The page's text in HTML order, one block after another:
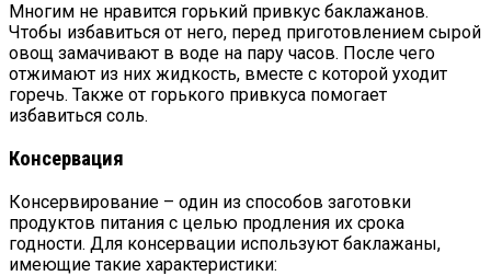
Многим не нравится горький привкус баклажанов.
Чтобы избавиться от него, перед приготовлением сырой
овощ замачивают в воде на пару часов. После чего
отжимают из них жидкость, вместе с которой уходит
горечь. Также от горького привкуса помогает
избавиться соль.
Консервация
Консервирование – один из способов заготовки
продуктов питания с целью продления их срока
годности. Для консервации используют баклажаны,
имеющие такие характеристики: